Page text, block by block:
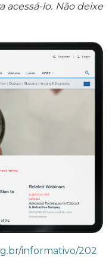
acessá-lo. Não deixe
informativo/202